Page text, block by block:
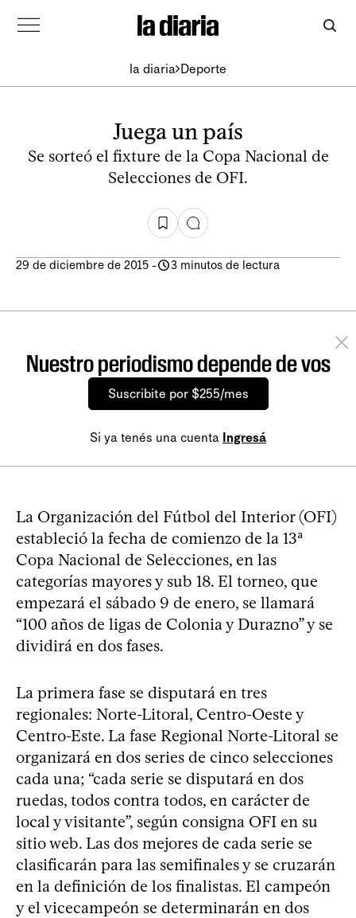
la diaria Deporte
Juega un país
Se sorteó el fixture de la Copa Nacional de
Selecciones de OFI.
29 de diciembre de 2015 - 3 minutos de lectura
Nuestro periodismo depende de vos
Suscribite por $255/mes
Si ya tenés una cuenta Ingresá
La Organización del Fútbol del Interior (OFI)
estableció la fecha de comienzo de la 13ª
Copa Nacional de Selecciones, en las
categorías mayores y sub 18. El torneo, que
empezará el sábado 9 de enero, se llamará
“100 años de ligas de Colonia y Durazno” y se
dividirá en dos fases.
La primera fase se disputará en tres
regionales: Norte-Litoral, Centro-Oeste y
Centro-Este. La fase Regional Norte-Litoral se
organizará en dos series de cinco selecciones
cada una; “cada serie se disputará en dos
ruedas, todos contra todos, en carácter de
local y visitante”, según consigna OFI en su
sitio web. Las dos mejores de cada serie se
clasificarán para las semifinales y se cruzarán
en la definición de los finalistas. El campeón
y el vicecampeón se determinarán en dos